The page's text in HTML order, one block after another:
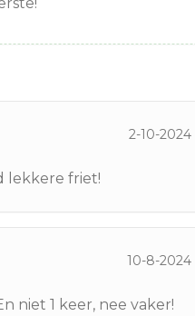
2-10-2024
lekkere friet!
10-8-2024
niet 1 keer, nee vaker!